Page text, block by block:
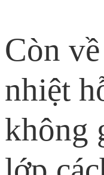
Còn
nhiệt
không